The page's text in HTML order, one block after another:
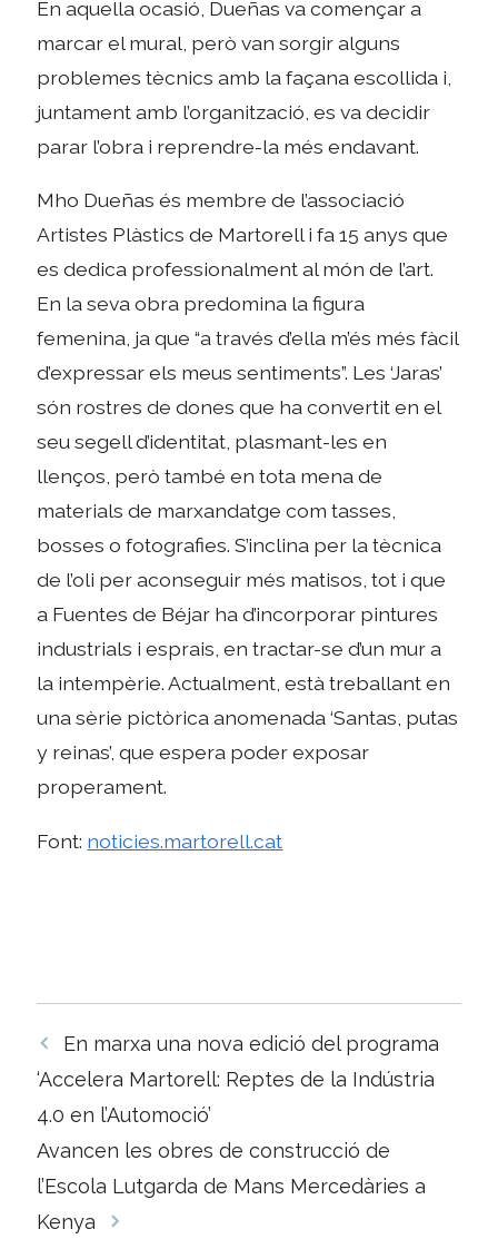
En aquella ocasió, Dueñas va començar a
marcar el mural, però van sorgir alguns
problemes tècnics amb la façana escollida i,
juntament amb l’organització, es va decidir
parar l’obra i reprendre-la més endavant.
Mho Dueñas és membre de l’associació
Artistes Plàstics de Martorell i fa 15 anys que
es dedica professionalment al món de l’art.
En la seva obra predomina la figura
femenina, ja que “a través d’ella m’és més fàcil
d’expressar els meus sentiments”. Les ‘Jaras’
són rostres de dones que ha convertit en el
seu segell d’identitat, plasmant-les en
llenços, però també en tota mena de
materials de marxandatge com tasses,
bosses o fotografies. S’inclina per la tècnica
de l’oli per aconseguir més matisos, tot i que
a Fuentes de Béjar ha d’incorporar pintures
industrials i esprais, en tractar-se d’un mur a
la intempèrie. Actualment, està treballant en
una sèrie pictòrica anomenada ‘Santas, putas
y reinas’, que espera poder exposar
properament.
Font: noticies.martorell.cat
Navegació
per
entrades
En marxa una nova edició del programa
‘Accelera Martorell: Reptes de la Indústria
4.0 en l’Automoció’
Avancen les obres de construcció de
l’Escola Lutgarda de Mans Mercedàries a
Kenya